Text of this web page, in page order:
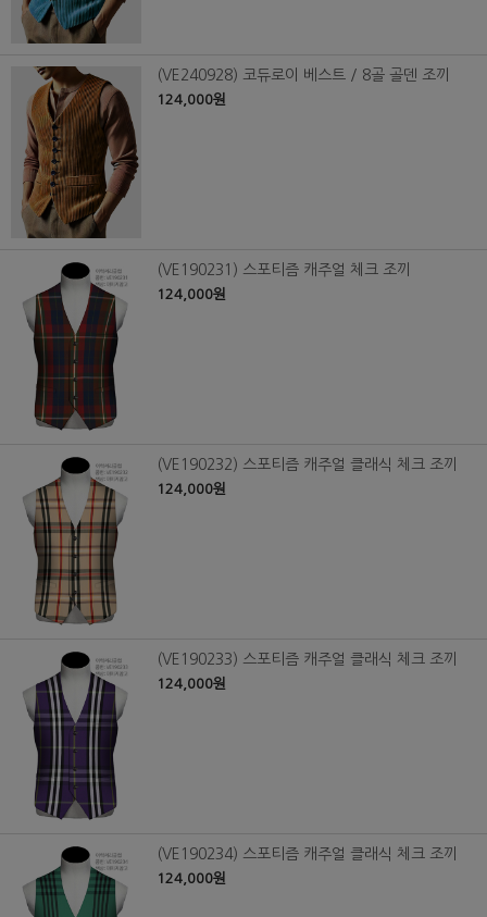
(VE240928) 코듀로이 베스트 / 8골 골덴 조끼
124,000원
(VE190231) 스포티즘 캐주얼 체크 조끼
124,000원
(VE190232) 스포티즘 캐주얼 클래식 체크 조끼
124,000원
(VE190233) 스포티즘 캐주얼 클래식 체크 조끼
124,000원
(VE190234) 스포티즘 캐주얼 클래식 체크 조끼
124,000원